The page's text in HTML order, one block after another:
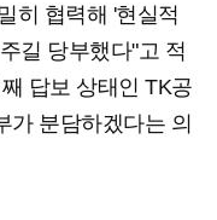
히 협력해 '현실적
길 당부했다"고 적
답보 상태인 TK공
가 분담하겠다는 의